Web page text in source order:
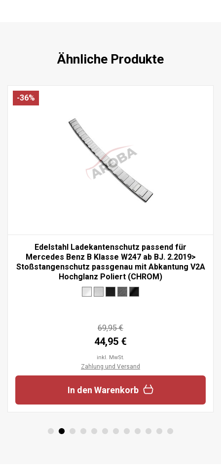
Ähnliche Produkte
-36%
Edelstahl Ladekantenschutz passend für
Mercedes Benz B Klasse W247 ab BJ. 2.2019>
Stoßstangenschutz passgenau mit Abkantung V2A
Hochglanz Poliert (CHROM)
69,95 €
44,95 €
inkl. MwSt.
Zahlung und Versand
In den Warenkorb